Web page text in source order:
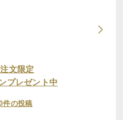
文限定
プレゼント中
件の投稿